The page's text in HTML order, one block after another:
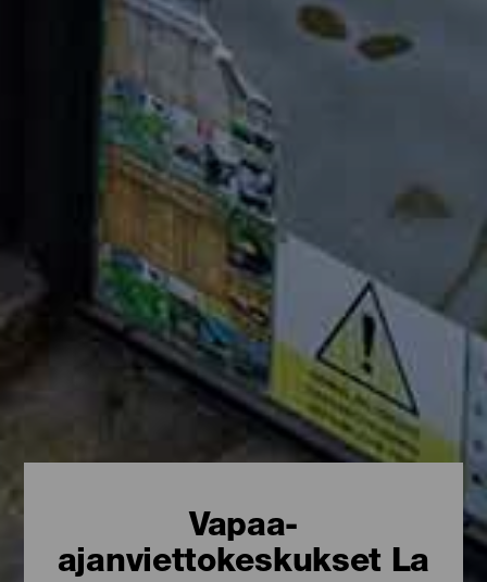
Vapaa-
ajanviettokeskukset La